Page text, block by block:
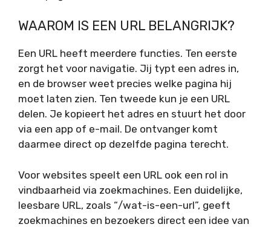
WAAROM IS EEN URL BELANGRIJK?
Een URL heeft meerdere functies. Ten eerste
zorgt het voor navigatie. Jij typt een adres in,
en de browser weet precies welke pagina hij
moet laten zien. Ten tweede kun je een URL
delen. Je kopieert het adres en stuurt het door
via een app of e-mail. De ontvanger komt
daarmee direct op dezelfde pagina terecht.
Voor websites speelt een URL ook een rol in
vindbaarheid via zoekmachines. Een duidelijke,
leesbare URL, zoals “/wat-is-een-url”, geeft
zoekmachines en bezoekers direct een idee van